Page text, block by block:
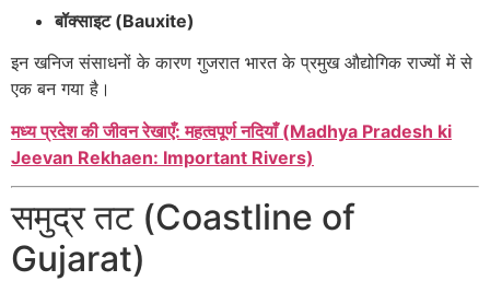
बॉक्साइट (Bauxite)
इन खनिज संसाधनों के कारण गुजरात भारत के प्रमुख औद्योगिक राज्यों में से
एक बन गया है।
मध्य प्रदेश की जीवन रेखाएँ: महत्वपूर्ण नदियाँ (Madhya Pradesh ki
Jeevan Rekhaen: Important Rivers)
समुद्र तट (Coastline of
Gujarat)